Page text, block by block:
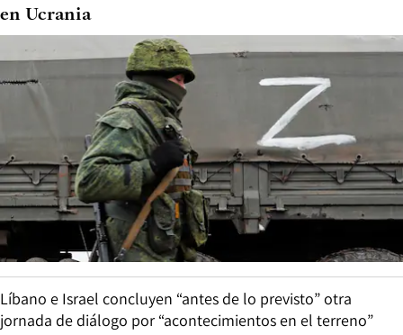
en Ucrania
Líbano e Israel concluyen “antes de lo previsto” otra
jornada de diálogo por “acontecimientos en el terreno”